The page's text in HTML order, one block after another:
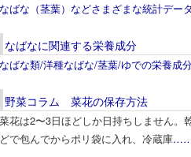
なばな（茎葉）などさまざまな統計デー
なばなに関連する栄養成分
なばな類/洋種なばな/茎葉/ゆでの栄養成
野菜コラム 菜花の保存方法
菜花は2〜3日ほどしか日持ちしません。
どで包んでからポリ袋に入れ、冷蔵庫……